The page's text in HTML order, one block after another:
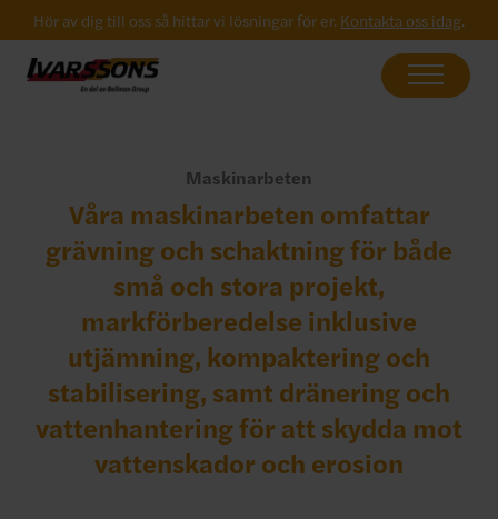
Hör av dig till oss så hittar vi lösningar för er. Kontakta oss idag.
Maskinarbeten
Våra maskinarbeten omfattar
grävning och schaktning för både
små och stora projekt,
markförberedelse inklusive
utjämning, kompaktering och
stabilisering, samt dränering och
vattenhantering för att skydda mot
vattenskador och erosion